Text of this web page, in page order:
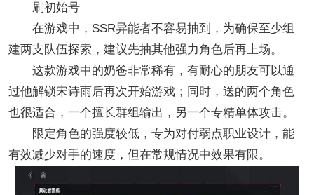
刷初始号
在游戏中，SSR异能者不容易抽到，为确保至少组
建两支队伍探索，建议先抽其他强力角色后再上场。
这款游戏中的奶爸非常稀有，有耐心的朋友可以通
过他解锁宋诗雨后再次开始游戏；同时，送的两个角色
也很适合，一个擅长群组输出，另一个专精单体攻击。
限定角色的强度较低，专为对付弱点职业设计，能
有效减少对手的速度，但在常规情况中效果有限。